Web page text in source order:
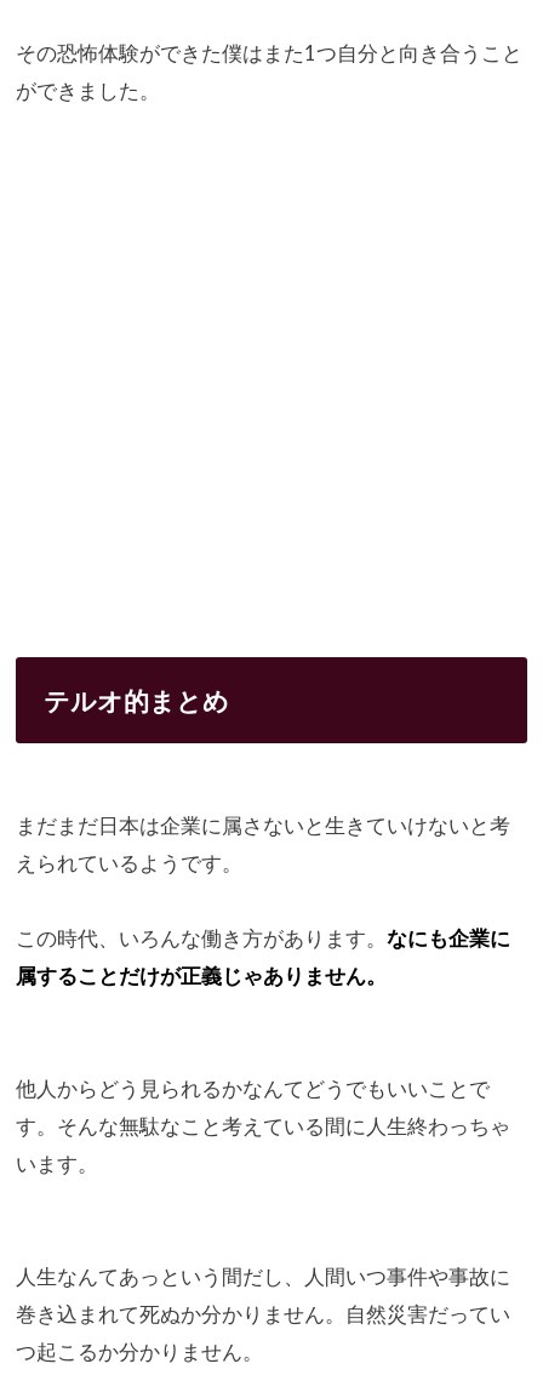
その恐怖体験ができた僕はまた1つ自分と向き合うこと
ができました。
テルオ的まとめ
まだまだ日本は企業に属さないと生きていけないと考
えられているようです。
この時代、いろんな働き方があります。 なにも企業に
属することだけが正義じゃありません。
他人からどう見られるかなんてどうでもいいことで
す。 そんな無駄なこと考えている間に人生終わっちゃ
います。
人生なんてあっという間だし、
人間いつ事件や事故に
巻き込まれて死ぬか分かりません。 自然災害だってい
つ起こるか分かりません。